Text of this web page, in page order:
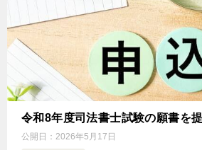
令和8年度司法書士試験の願書を
公開日： 2026年5月17日